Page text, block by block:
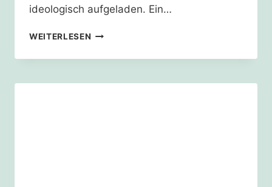
ideologisch aufgeladen. Ein…
WEITERLESEN KAPITALISMUS
KLIMAGERECHTIGKEIT